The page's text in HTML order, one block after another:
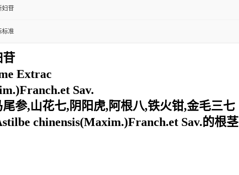
妇苷
标准
苷
Extrac
Sav.
参,山花七,阴阳虎,阿根八,铁火钳,金毛三七
chinensis(Maxim.)Franch.et Sav.的根茎